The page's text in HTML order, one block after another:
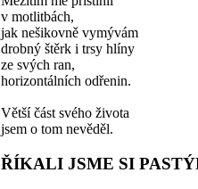
v motlitbách,
jak nešikovně vymývám
drobný štěrk i trsy hlíny
ze svých ran,
horizontálních odřenin.
Větší část svého života
jsem o tom nevěděl.
ŘÍKALI JSME SI